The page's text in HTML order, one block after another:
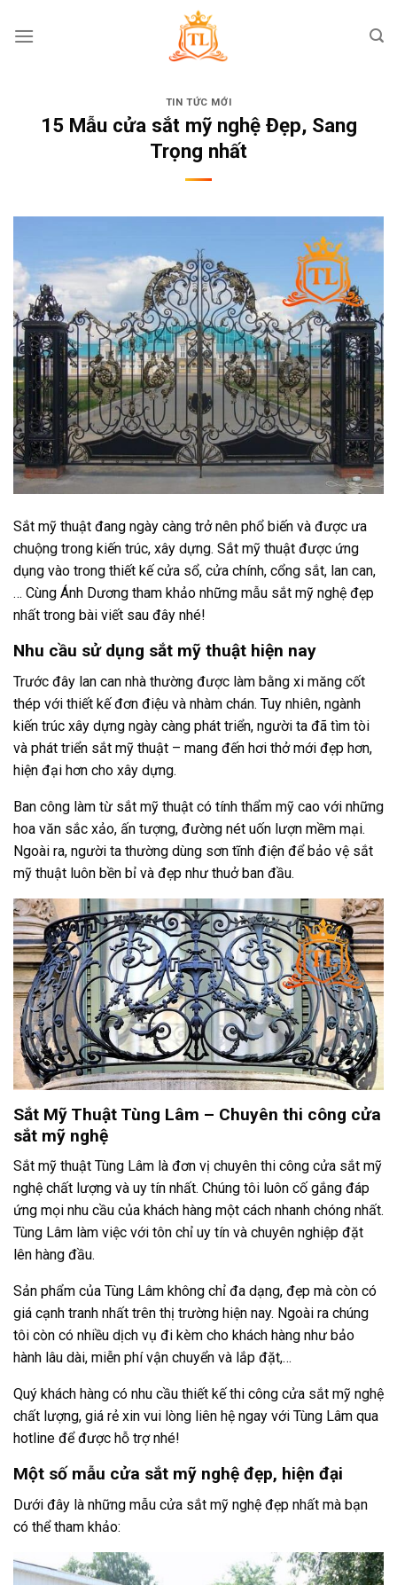
TIN TỨC MỚI
15 Mẫu cửa sắt mỹ nghệ Đẹp, Sang
Trọng nhất
Sắt mỹ thuật đang ngày càng trở nên phổ biến và được ưa
chuộng trong kiến trúc, xây dựng. Sắt mỹ thuật được ứng
dụng vào trong thiết kế cửa sổ, cửa chính, cổng sắt, lan can,
… Cùng Ánh Dương tham khảo những mẫu sắt mỹ nghệ đẹp
nhất trong bài viết sau đây nhé!
Nhu cầu sử dụng sắt mỹ thuật hiện nay
Trước đây lan can nhà thường được làm bằng xi măng cốt
thép với thiết kế đơn điệu và nhàm chán. Tuy nhiên, ngành
kiến trúc xây dựng ngày càng phát triển, người ta đã tìm tòi
và phát triển sắt mỹ thuật – mang đến hơi thở mới đẹp hơn,
hiện đại hơn cho xây dựng.
Ban công làm từ sắt mỹ thuật có tính thẩm mỹ cao với những
hoa văn sắc xảo, ấn tượng, đường nét uốn lượn mềm mại.
Ngoài ra, người ta thường dùng sơn tĩnh điện để bảo vệ sắt
mỹ thuật luôn bền bỉ và đẹp như thuở ban đầu.
Sắt Mỹ Thuật Tùng Lâm – Chuyên thi công cửa
sắt mỹ nghệ
Sắt mỹ thuật Tùng Lâm là đơn vị chuyên thi công cửa sắt mỹ
nghệ chất lượng và uy tín nhất. Chúng tôi luôn cố gắng đáp
ứng mọi nhu cầu của khách hàng một cách nhanh chóng nhất.
Tùng Lâm làm việc với tôn chỉ uy tín và chuyên nghiệp đặt
lên hàng đầu.
Sản phẩm của Tùng Lâm không chỉ đa dạng, đẹp mà còn có
giá cạnh tranh nhất trên thị trường hiện nay. Ngoài ra chúng
tôi còn có nhiều dịch vụ đi kèm cho khách hàng như bảo
hành lâu dài, miễn phí vận chuyển và lắp đặt,…
Quý khách hàng có nhu cầu thiết kế thi công cửa sắt mỹ nghệ
chất lượng, giá rẻ xin vui lòng liên hệ ngay với Tùng Lâm qua
hotline để được hỗ trợ nhé!
Một số mẫu cửa sắt mỹ nghệ đẹp, hiện đại
Dưới đây là những mẫu cửa sắt mỹ nghệ đẹp nhất mà bạn
có thể tham khảo: